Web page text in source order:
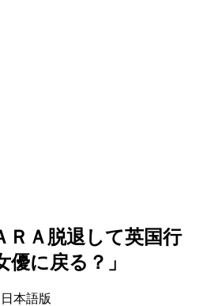
ＲＡ脱退して英国行
に戻る？」
本語版